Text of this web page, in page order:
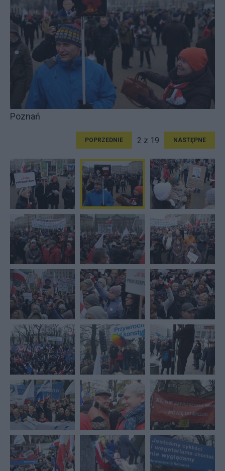
Poznań
POPRZEDNIE 2 z 19 NASTĘPNE